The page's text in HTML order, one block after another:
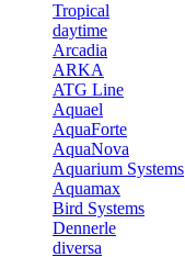
Tropical
daytime
Arcadia
ARKA
ATG Line
Aquael
AquaForte
AquaNova
Aquarium Systems
Aquamax
Bird Systems
Dennerle
diversa